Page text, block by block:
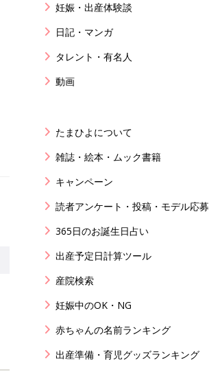
妊娠・出産体験談
日記・マンガ
タレント・有名人
動画
たまひよについて
雑誌・絵本・ムック書籍
キャンペーン
読者アンケート・投稿・モデル応募
365日のお誕生日占い
出産予定日計算ツール
産院検索
妊娠中のOK・NG
赤ちゃんの名前ランキング
出産準備・育児グッズランキング